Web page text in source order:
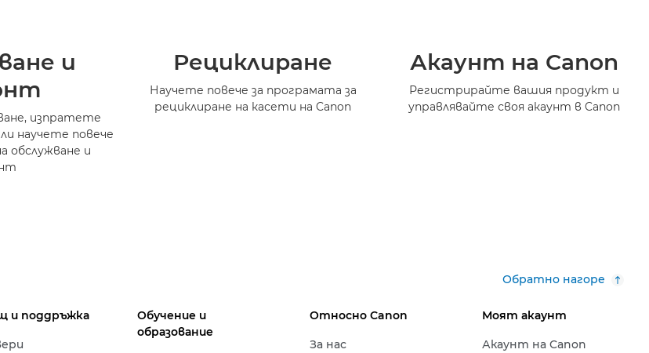
и
изпратете
научете повече
обслужване и
Рециклиране
Научете повече за програмата за
рециклиране на касети на Canon
Акаунт на Canon
Регистрирайте вашия продукт и
управлявайте своя акаунт в Canon
Обратно нагоре
и поддръжка
Обучение и
образование
Относно Canon
За нас
Моят акаунт
Акаунт на Canon